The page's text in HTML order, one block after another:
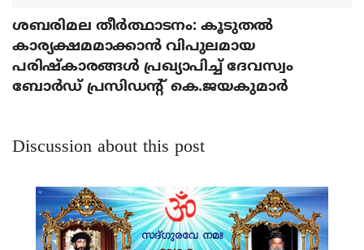
ശബരിമല തീര്‍ത്ഥാടനം: കൂടുതല്‍
കാര്യക്ഷമമാക്കാന്‍ വിപുലമായ
പരിഷ്‌കാരങ്ങള്‍ പ്രഖ്യാപിച്ച് ദേവസ്വം
ബോര്‍ഡ് പ്രസിഡന്റ് കെ.ജയകുമാര്‍
Discussion about this post